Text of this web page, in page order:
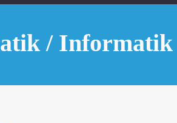
/ Informatik